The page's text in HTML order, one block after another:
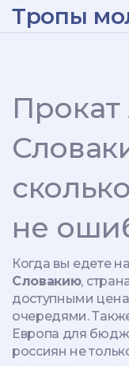
Тропы
не
Когда вы едете
Словакию,
доступными
очередями.
Европа для
россиян не